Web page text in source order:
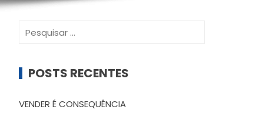
Pesquisar
POSTS RECENTES
VENDER É CONSEQUÊNCIA